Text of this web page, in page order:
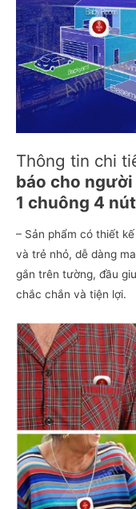
Thông tin chi
báo cho
1 chuông 4
– Sản phẩm có thiết
và trẻ nhỏ, dễ dàng
gắn trên tường, đầu
chắc chắn và tiện lợi.